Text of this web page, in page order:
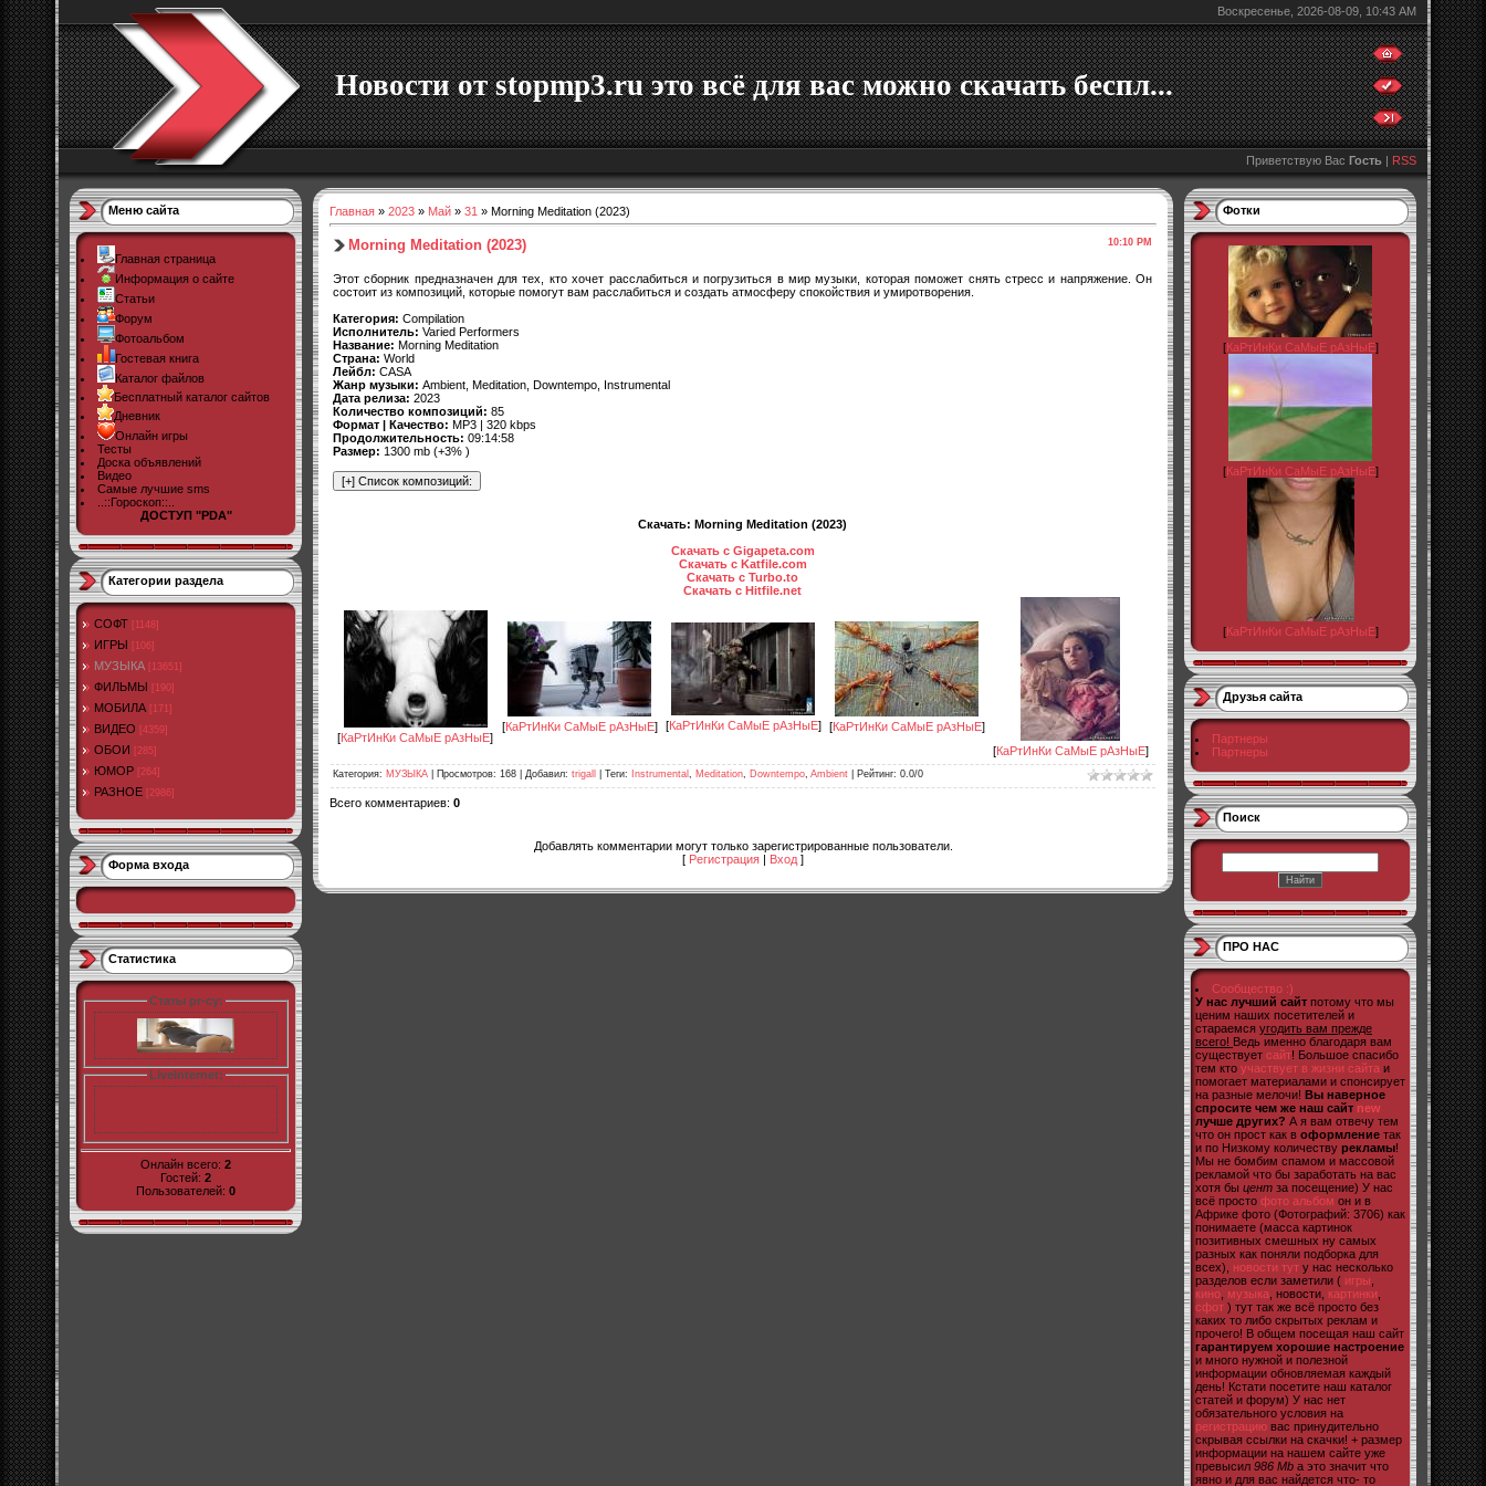
Воскресенье, 2026-08-09, 10:43 AM
Новости от stopmp3.ru это всё для вас можно скачать беспл...
Приветствую Вас Гость | RSS
Меню сайта
Главная страница
Информация о сайте
Статьи
Форум
Фотоальбом
Гостевая книга
Каталог файлов
Бесплатный каталог сайтов
Дневник
Онлайн игры
Тесты
Доска объявлений
Видео
Самые лучшие sms
..::Гороскоп::..
ДОСТУП "PDA"
Категории раздела
СОФТ [1148]
ИГРЫ [106]
МУЗЫКА [13651]
ФИЛЬМЫ [190]
МОБИЛА [171]
ВИДЕО [4359]
ОБОИ [285]
ЮМОР [264]
РАЗНОЕ [2986]
Форма входа
Статистика
Статы pr-cy:
LiveInternet:
Онлайн всего: 2
Гостей: 2
Пользователей: 0
Главная » 2023 » Май » 31 » Morning Meditation (2023)
10:10 PM
Morning Meditation (2023)
Этот сборник предназначен для тех, кто хочет расслабиться и погрузиться в мир музыки, которая поможет снять стресс и напряжение. Он
состоит из композиций, которые помогут вам расслабиться и создать атмосферу спокойствия и умиротворения.
Категория: Compilation
Исполнитель: Varied Performers
Название: Morning Meditation
Страна: World
Лейбл: CASA
Жанр музыки: Ambient, Meditation, Downtempo, Instrumental
Дата релиза: 2023
Количество композиций: 85
Формат | Качество: MP3 | 320 kbps
Продолжительность: 09:14:58
Размер: 1300 mb (+3% )
Скачать: Morning Meditation (2023)
Скачать с Gigapeta.com
Скачать с Katfile.com
Скачать с Turbo.to
Скачать с Hitfile.net
[КаРтИнКи СаМыЕ рАзНыЕ]
[КаРтИнКи СаМыЕ рАзНыЕ] [КаРтИнКи СаМыЕ рАзНыЕ] [КаРтИнКи СаМыЕ рАзНыЕ]
[КаРтИнКи СаМыЕ рАзНыЕ]
Категория: МУЗЫКА Просмотров: 168 | Добавил: trigall Теги: Instrumental Meditation Downtempo Ambient Рейтинг: 0.0/0
Всего комментариев: 0
Добавлять комментарии могут только зарегистрированные пользователи.
[ Регистрация | Вход ]
Фотки
[КаРтИнКи СаМыЕ рАзНыЕ]
[КаРтИнКи СаМыЕ рАзНыЕ]
[КаРтИнКи СаМыЕ рАзНыЕ]
Друзья сайта
Партнеры
Партнеры
Поиск
ПРО НАС
Сообщество :)
У нас лучший сайт потому что мы
ценим наших посетителей и
стараемся угодить вам прежде
всего! Ведь именно благодаря вам
существует сайт! Большое спасибо
тем кто участвует в жизни сайта и
помогает материалами и спонсирует
на разные мелочи! Вы наверное
спросите чем же наш сайт new
лучше других? А я вам отвечу тем
что он прост как в оформление так
и по Низкому количеству рекламы!
Мы не бомбим спамом и массовой
рекламой что бы заработать на вас
хотя бы цент за посещение) У нас
всё просто фото альбом он и в
Африке фото (Фотографий: 3706) как
понимаете (масса картинок
позитивных смешных ну самых
разных как поняли подборка для
всех), новости тут у нас несколько
разделов если заметили ( игры
кино музыка , новости, картинки
сфот ) тут так же всё просто без
каких то либо скрытых реклам и
прочего! В общем посещая наш сайт
гарантируем хорошие настроение
и много нужной и полезной
информации обновляемая каждый
день! Кстати посетите наш каталог
статей и форум) У нас нет
обязательного условия на
регистрацию вас принудительно
скрывая ссылки на скачки! + размер
информации на нашем сайте уже
превысил 986 Mb а это значит что
явно и для вас найдется что- то